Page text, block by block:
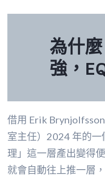
為什
強，
借用 Erik
室主任）2024 年的
理」這一層產出變得
就會自動往上推一層